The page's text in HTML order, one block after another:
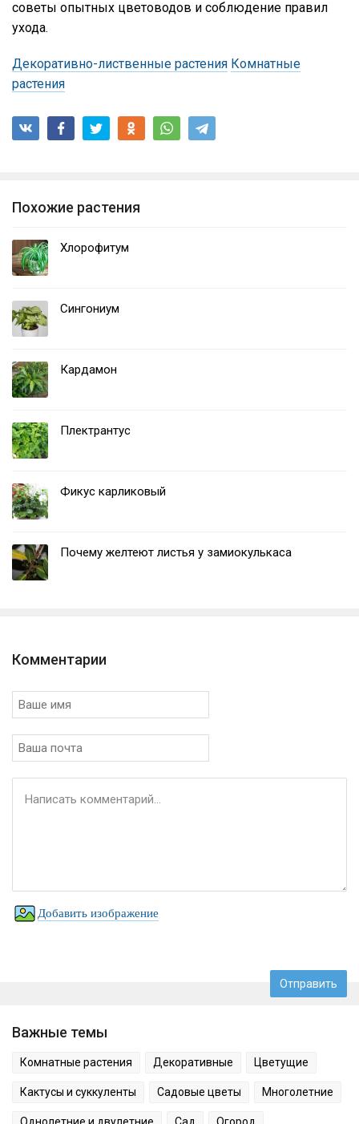
советы опытных цветоводов и соблюдение правил
ухода.
Декоративно-лиственные растения Комнатные
растения
Похожие растения
Хлорофитум
Сингониум
Кардамон
Плектрантус
Фикус карликовый
Почему желтеют листья у замиокулькаса
Комментарии
Добавить изображение
Важные темы
Комнатные растения Декоративные Цветущие
Кактусы и суккуленты Садовые цветы Многолетние